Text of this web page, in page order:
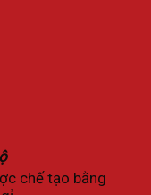
chế tạo bằng